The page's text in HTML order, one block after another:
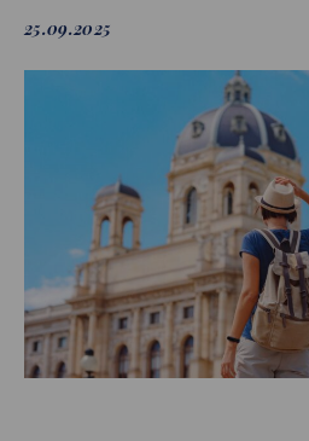
25.09.2025